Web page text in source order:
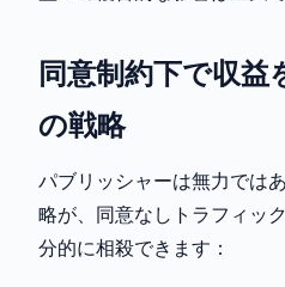
同意制約下で収益
の戦略
パブリッシャーは無力では
略が、同意なしトラフィッ
分的に相殺できます：